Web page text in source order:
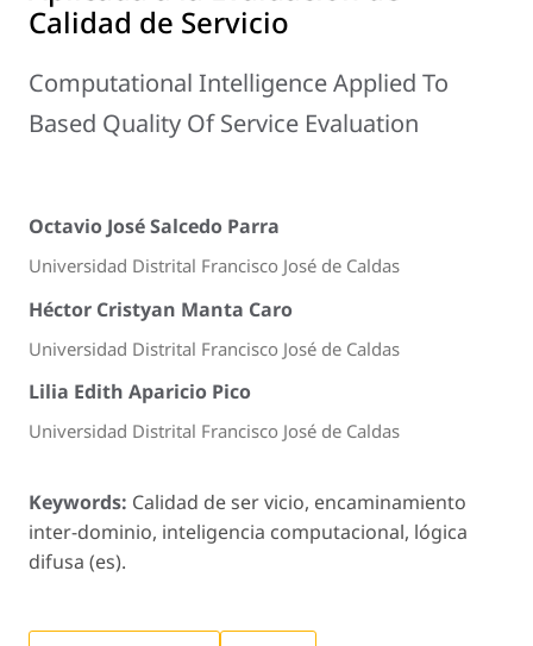
Calidad de Servicio
Computational Intelligence Applied To
Based Quality Of Service Evaluation
Octavio José Salcedo Parra
Universidad Distrital Francisco José de Caldas
Héctor Cristyan Manta Caro
Universidad Distrital Francisco José de Caldas
Lilia Edith Aparicio Pico
Universidad Distrital Francisco José de Caldas
Keywords: Calidad de ser vicio, encaminamiento
inter-dominio, inteligencia computacional, lógica
difusa (es).